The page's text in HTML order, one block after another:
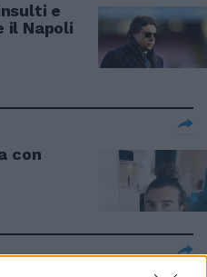
e
il Napoli
con